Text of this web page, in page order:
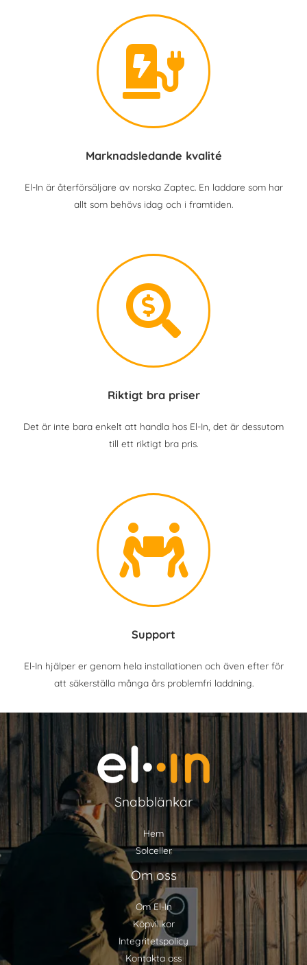
Marknadsledande kvalité
El-In är återförsäljare av norska Zaptec. En laddare som har
allt som behövs idag och i framtiden.
Riktigt bra priser
Det är inte bara enkelt att handla hos El-In, det är dessutom
till ett riktigt bra pris.
Support
El-In hjälper er genom hela installationen och även efter för
att säkerställa många års problemfri laddning.
Snabblänkar
Hem
Solceller
Om oss
Om El-In
Köpvillkor
Integritetspolicy
Kontakta oss